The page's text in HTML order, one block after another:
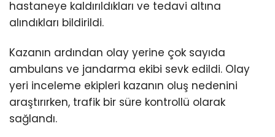
hastaneye kaldırıldıkları ve tedavi altına
alındıkları bildirildi.
Kazanın ardından olay yerine çok sayıda
ambulans ve jandarma ekibi sevk edildi. Olay
yeri inceleme ekipleri kazanın oluş nedenini
araştırırken, trafik bir süre kontrollü olarak
sağlandı.